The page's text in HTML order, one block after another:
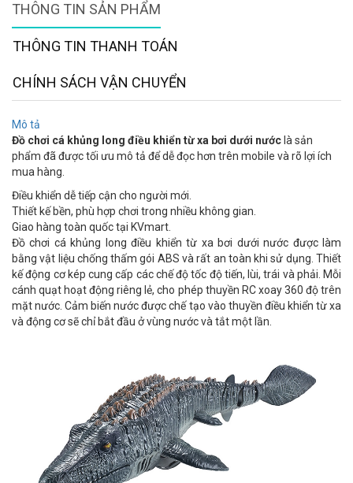
THÔNG TIN SẢN PHẨM
THÔNG TIN THANH TOÁN
CHÍNH SÁCH VẬN CHUYỂN
Mô tả
Đồ chơi cá khủng long điều khiển từ xa bơi dưới nước là sản
phẩm đã được tối ưu mô tả để dễ đọc hơn trên mobile và rõ lợi ích
mua hàng.
Điều khiển dễ tiếp cận cho người mới.
Thiết kế bền, phù hợp chơi trong nhiều không gian.
Giao hàng toàn quốc tại KVmart.
Đồ chơi cá khủng long điều khiển từ xa bơi dưới nước được làm
bằng vật liệu chống thấm gói ABS và rất an toàn khi sử dụng. Thiết
kế động cơ kép cung cấp các chế độ tốc độ tiến, lùi, trái và phải. Mỗi
cánh quạt hoạt động riêng lẻ, cho phép thuyền RC xoay 360 độ trên
mặt nước. Cảm biến nước được chế tạo vào thuyền điều khiển từ xa
và động cơ sẽ chỉ bắt đầu ở vùng nước và tắt một lần.